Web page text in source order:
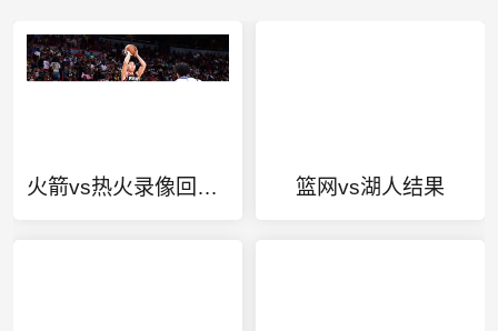
火箭vs热火录像回放今天 篮网vs湖人结果